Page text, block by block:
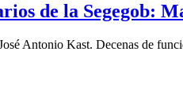
de la Segegob:
Antonio Kast. Decenas de